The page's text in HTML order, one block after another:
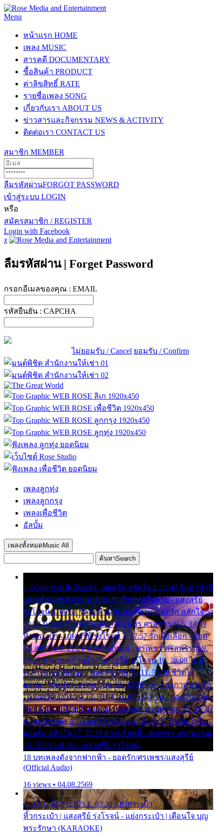
Menu
หน้าแรก HOME
เพลง MUSIC
สารคดี DOCUMENTARY
ซื้อสินค้า PRODUCT
ค่าลิขสิทธิ์ RATE
รายชื่อเพลง SONG
เกี่ยวกับเรา ABOUT US
ข่าวสารและกิจกรรม NEWS & ACTIVITY
ติดต่อเรา CONTACT US
สมาชิก MEMBER
ลืมรหัสผ่านFORGOT PASSWORD
เข้าสู่ระบบ LOGIN
หรือ
สมัครสมาชิก / REGISTER
Login with Facebook
x
ลืมรหัสผ่าน | Forget Password
กรอกอีเมลของคุณ : EMAIL
รหัสยืนยัน : CAPCHA
ไม่ยอมรับ / Cancel ยอมรับ / Confirm
เพลงลูกทุ่ง
เพลงลูกกรุง
เพลงเพื่อชีวิต
อัลบั้ม
เพลงทั้งหมด Music All
ค้นหาSearch
1. 00:00 สามสิบยังแจ๋ว - ยอดรัก สลักใจ 2. 02:49 รักมาห้าปี
- ศรเพชร ศรสุพรรณ 3. 05:57 รักสาวเสื้อลาย - แสงสุรีย์
รุ่งโรจน์ 4. 09:51 รักสะท้านดินสะเทือน - ยอดรัก สลักใจ 5.
12:23 มอเตอร์ไซค์ทำหล่น - ศรเพชร ศรสุพรรณ 6. 14:49
หิ้วกระเป๋า - แสงสุรีย์ รุ่งโรจน์ 7. 17:57 รักเผื่อเลือก - ยอด
รัก สลักใจ 8. 21:21 น้ำตาไอ้หนุ่ม - ศรเพชร ศรสุพรรณ 9.
24:27 สามเณรกำพร้า - แสงสุรีย์ รุ่งโรจน์ 10. 28:08 ไม่มี
เวลาไปหาเมียน้อย - ยอดรัก สลักใจ 11. 31:29 ชีวิตไอ้
ธรรม - ศรเพชร ศรสุพรรณ 12. 35:26 ทหารอากาศขาดรัก
- แสงสุรีย์ รุ่งโรจน์ 13. 39:01 คนหัวใจโทรม - ยอดรัก สลัก
ใจ 14. 42:49 ไอ้หวังตายแน่ - ศรเพชร ศรสุพรรณ 15. 46:35
ธาตุแท้ของเธอ - แสงสุรีย์ รุ่งโรจน์ 16. 49:57 กำนันกำใน -
ยอดรัก สลักใจ 17. 52:29 สาวบริสุทธิ์ - ศรเพชร ศรสุพรรณ
18. 56:05 แต๋วจ๋า - แสงสุรีย์ รุ่งโรจน์
18 บทเพลงดังจากฟากฟ้า - ยอดรัก/ศรเพชร/แสงสุรีย์
(Official Audio)
16 views • 04.08.2569
1. 00:00 หิ้วกระเป๋า 2. 03:30 แย่งกระเป๋า
หิ้วกระเป๋า | แสงสุรีย์ รุ่งโรจน์ - แย่งกระเป๋า | เตือนใจ บุญ
พระรักษา (KARAOKE)